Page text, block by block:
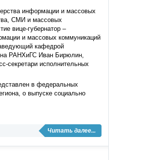
информации и массовых
СМИ и массовых
вице-губернатор –
и массовых коммуникаций
кафедрой
РАНХиГС Иван Бирюлин,
секретари исполнительных
в федеральных
о выпуске социально
Читать далее...